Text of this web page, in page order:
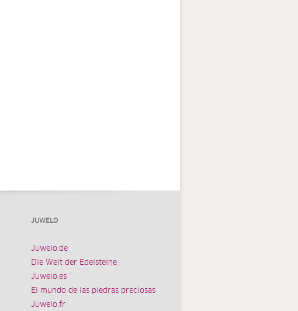
JUWELO
Juwelo.de
Die Welt der Edelsteine
Juwelo.es
El mundo de las piedras preciosas
Juwelo.fr